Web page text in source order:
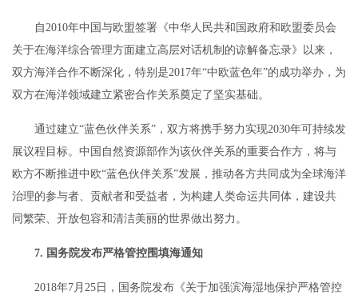
自2010年中国与欧盟签署《中华人民共和国政府和欧盟委员会
关于在海洋综合管理方面建立高层对话机制的谅解备忘录》以来，
双方海洋合作不断深化，特别是2017年“中欧蓝色年”的成功举办，为
双方在海洋领域建立紧密合作关系奠定了坚实基础。
通过建立“蓝色伙伴关系”，双方将携手努力实现2030年可持续发
展议程目标。中国自然资源部作为该伙伴关系的重要合作方，将与
欧方不断推进中欧“蓝色伙伴关系”发展，推动各方共同成为全球海洋
治理的参与者、贡献者和受益者，为构建人类命运共同体，建设共
同繁荣、开放包容和清洁美丽的世界做出努力。
7. 国务院发布严格管控围填海通知
2018年7月25日，国务院发布《关于加强滨海湿地保护严格管控